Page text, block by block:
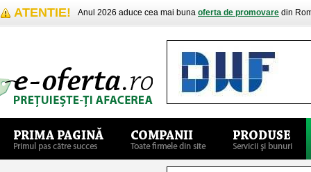
ATENTIE! Anul 2026 aduce cea mai buna oferta de promovare din